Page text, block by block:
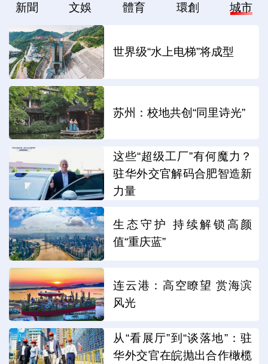
新聞 文娛 體育 環創 城市
世界级“水上电梯”将成型
苏州：校地共创“同里诗光”
这些“超级工厂”有何魔力？
驻华外交官解码合肥智造新
力量
生态守护 持续解锁高颜
值“重庆蓝”
连云港：高空瞭望 赏海滨
风光
从“看展厅”到“谈落地”：驻
华外交官在皖抛出合作橄榄